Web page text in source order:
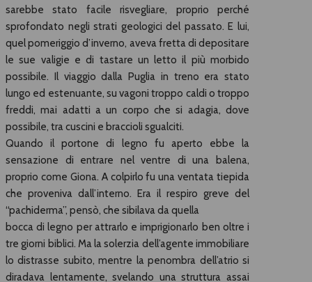
sarebbe stato facile risvegliare, proprio perché
sprofondato negli strati geologici del passato. E lui,
quel pomeriggio d’inverno, aveva fretta di depositare
le sue valigie e di tastare un letto il più morbido
possibile. Il viaggio dalla Puglia in treno era stato
lungo ed estenuante, su vagoni troppo caldi o troppo
freddi, mai adatti a un corpo che si adagia, dove
possibile, tra cuscini e braccioli sgualciti.
Quando il portone di legno fu aperto ebbe la
sensazione di entrare nel ventre di una balena,
proprio come Giona. A colpirlo fu una ventata tiepida
che proveniva dall’interno. Era il respiro greve del
“pachiderma”, pensò, che sibilava da quella
bocca di legno per attrarlo e imprigionarlo ben oltre i
tre giorni biblici. Ma la solerzia dell’agente immobiliare
lo distrasse subito, mentre la penombra dell’atrio si
diradava lentamente, svelando una struttura assai